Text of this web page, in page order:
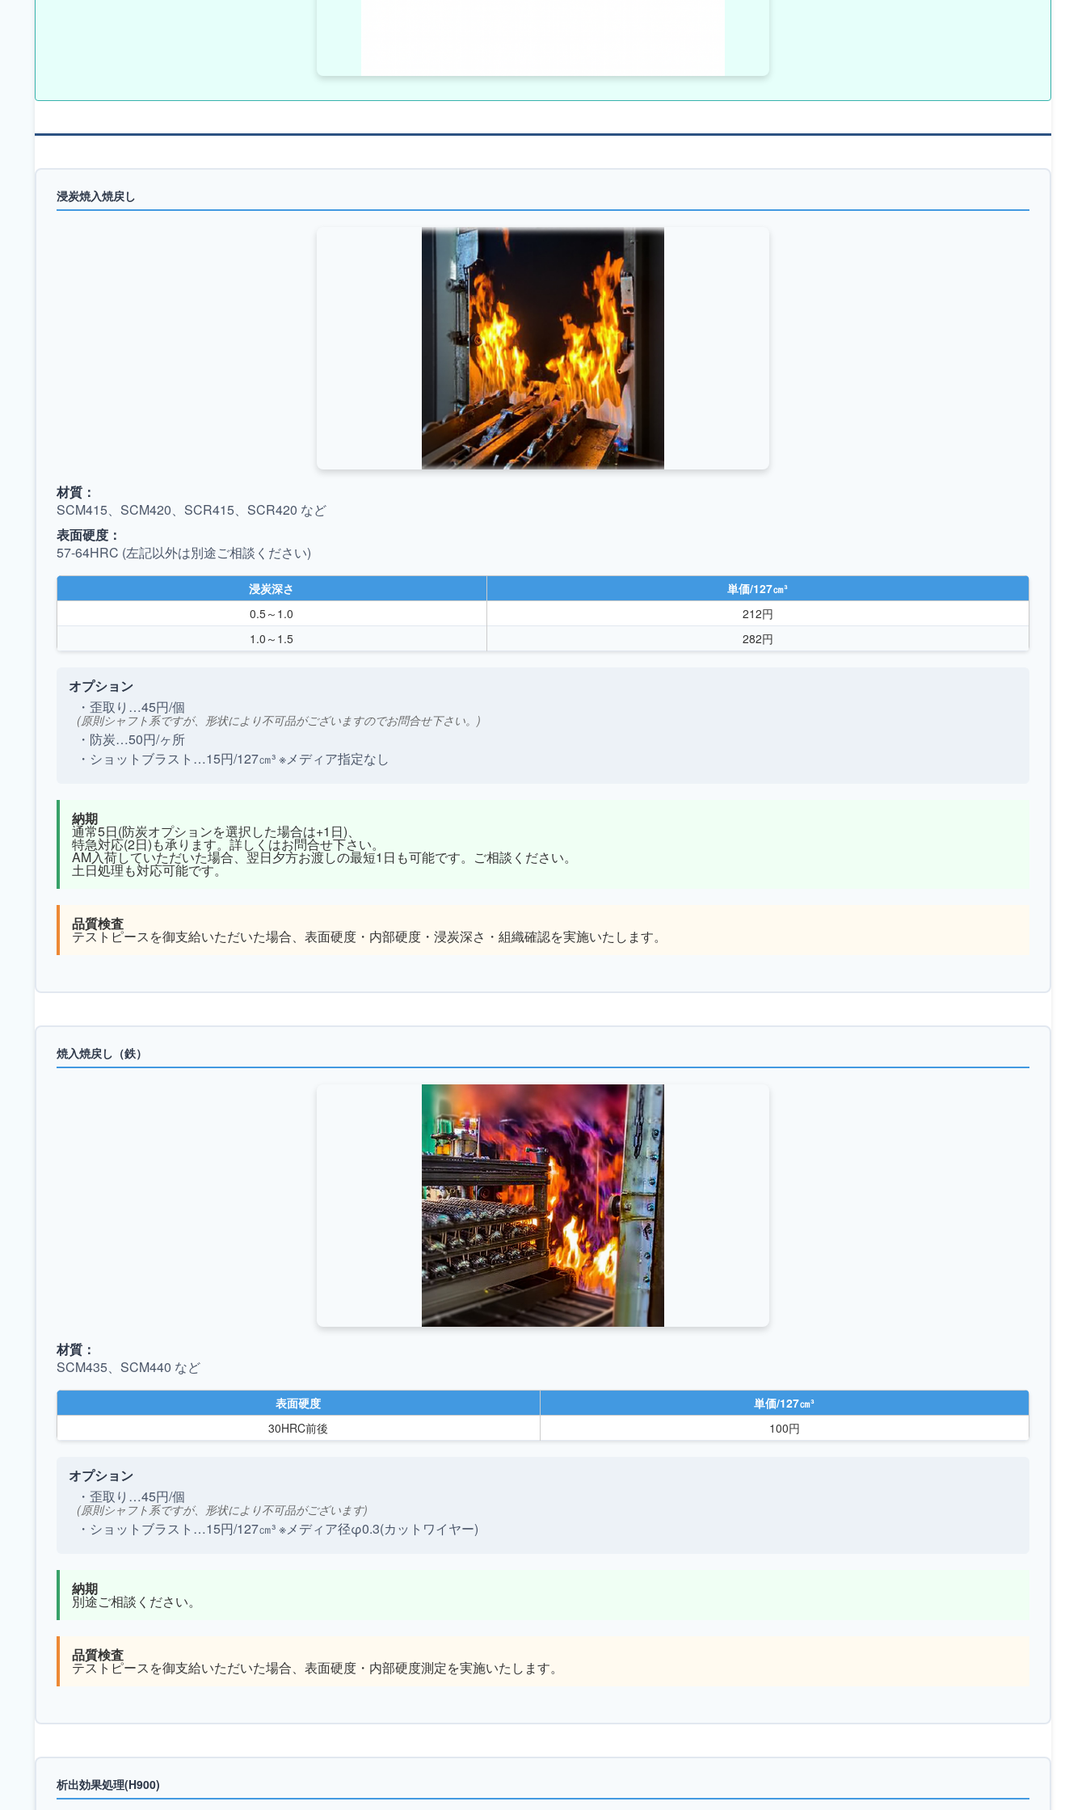
浸炭焼入焼戻し
材質：
SCM415、SCM420、SCR415、SCR420 など
表面硬度：
57-64HRC (左記以外は別途ご相談ください)
浸炭深さ
単価/127㎝³
0.5～1.0
212円
1.0～1.5
282円
オプション
・歪取り…45円/個
(原則シャフト系ですが、形状により不可品がございますのでお問合せ下さい。)
・防炭…50円/ヶ所
・ショットブラスト…15円/127㎝³ ※メディア指定なし
納期
通常5日(防炭オプションを選択した場合は+1日)、
特急対応(2日)も承ります。詳しくはお問合せ下さい。
AM入荷していただいた場合、翌日夕方お渡しの最短1日も可能です。ご相談ください。
土日処理も対応可能です。
品質検査
テストピースを御支給いただいた場合、表面硬度・内部硬度・浸炭深さ・組織確認を実施いたします。
焼入焼戻し（鉄）
材質：
SCM435、SCM440 など
表面硬度
単価/127㎝³
30HRC前後
100円
オプション
・歪取り…45円/個
(原則シャフト系ですが、形状により不可品がございます)
・ショットブラスト…15円/127㎝³ ※メディア径φ0.3(カットワイヤー)
納期
別途ご相談ください。
品質検査
テストピースを御支給いただいた場合、表面硬度・内部硬度測定を実施いたします。
析出効果処理(H900)